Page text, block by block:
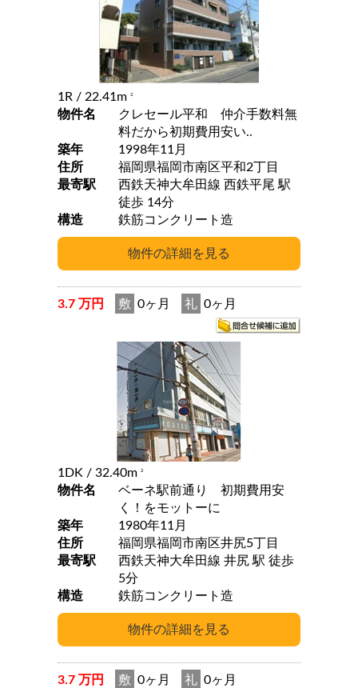
1R / 22.41m 2
物件名
クレセール平和 仲介手数料無
料だから初期費用安い..
築年
1998年11月
住所
福岡県福岡市南区平和2丁目
最寄駅
西鉄天神大牟田線 西鉄平尾 駅
徒歩 14分
構造
鉄筋コンクリート造
3.7 万円 敷 0ヶ月 礼 0ヶ月
1DK / 32.40m 2
物件名
ベーネ駅前通り 初期費用安
く！をモットーに
築年
1980年11月
住所
福岡県福岡市南区井尻5丁目
最寄駅
西鉄天神大牟田線 井尻 駅 徒歩
5分
構造
鉄筋コンクリート造
3.7 万円 敷 0ヶ月 礼 0ヶ月